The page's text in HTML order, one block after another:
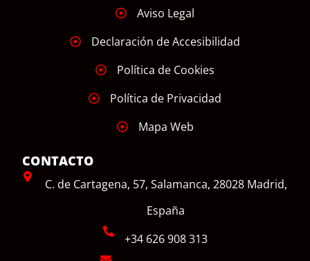
Aviso Legal
Declaración de Accesibilidad
Política de Cookies
Política de Privacidad
Mapa Web
CONTACTO
C. de Cartagena, 57, Salamanca, 28028 Madrid,
España
+34 626 908 313